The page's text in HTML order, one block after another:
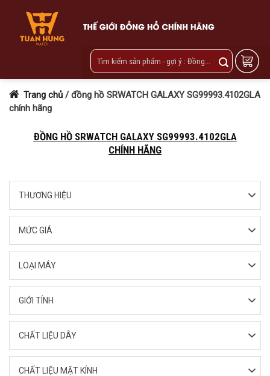
content
Trang chủ /đồng hồ SRWATCH GALAXY SG99993.4102GLA
chính hãng
ĐỒNG HỒ SRWATCH GALAXY SG99993.4102GLA
CHÍNH HÃNG
THƯƠNG HIỆU
MỨC GIÁ
LOẠI MÁY
GIỚI TÍNH
CHẤT LIỆU DÂY
CHẤT LIỆU MẶT KÍNH